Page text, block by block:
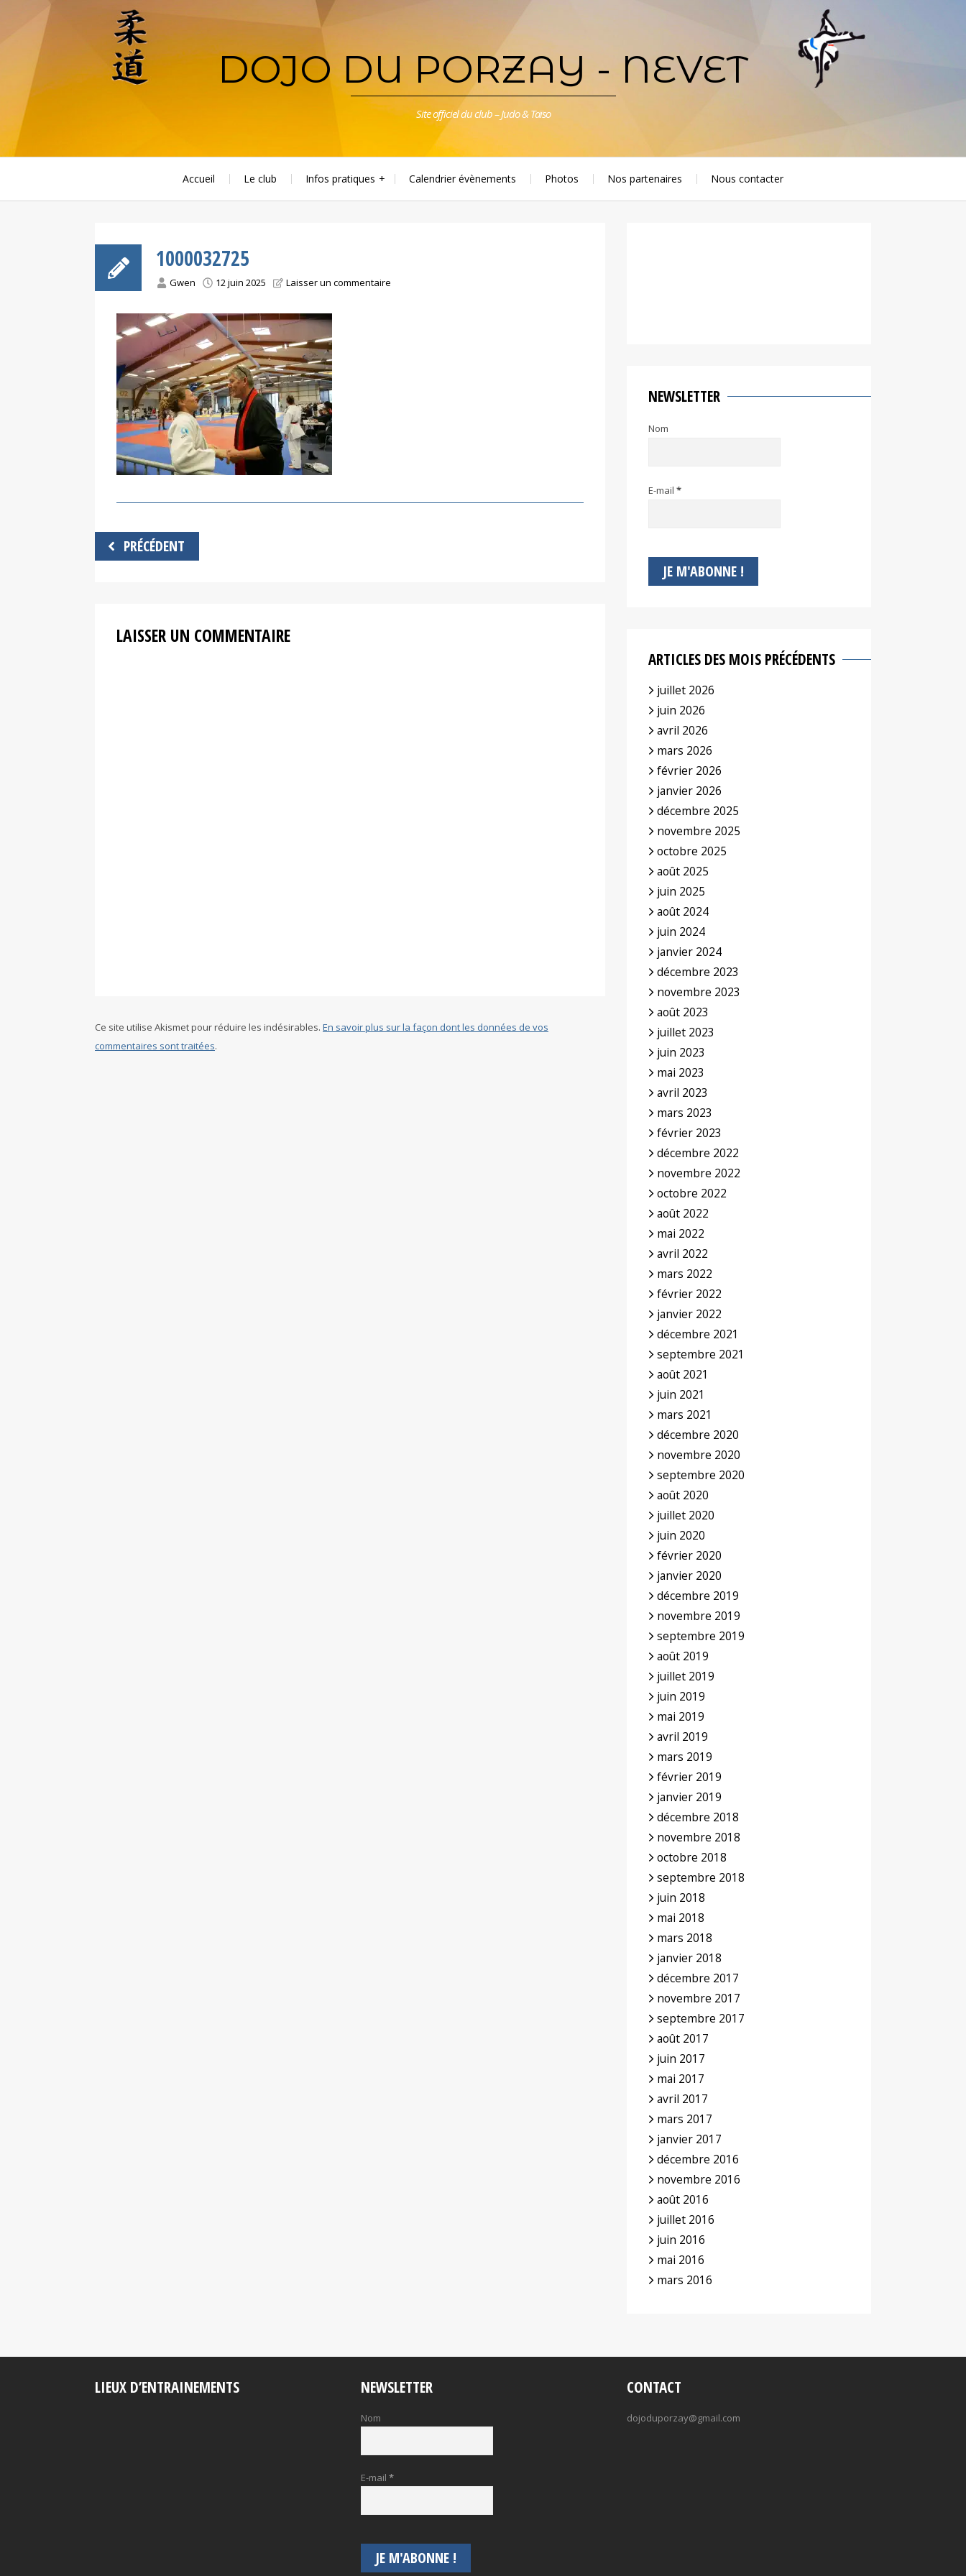
principal
DOJO DU PORZAY - NEVET
Site officiel du club – Judo & Taïso
Accueil Le club Infos pratiques Calendrier évènements Photos Nos partenaires Nous contacter
1000032725
Gwen 12 juin 2025 Laisser un commentaire
Navigation
de
PRÉCÉDENT
LAISSER UN COMMENTAIRE
Ce site utilise Akismet pour réduire les indésirables. En savoir plus sur la façon dont les données de vos
commentaires sont traitées.
NEWSLETTER
Nom
E-mail *
ARTICLES DES MOIS PRÉCÉDENTS
juillet 2026
juin 2026
avril 2026
mars 2026
février 2026
janvier 2026
décembre 2025
novembre 2025
octobre 2025
août 2025
juin 2025
août 2024
juin 2024
janvier 2024
décembre 2023
novembre 2023
août 2023
juillet 2023
juin 2023
mai 2023
avril 2023
mars 2023
février 2023
décembre 2022
novembre 2022
octobre 2022
août 2022
mai 2022
avril 2022
mars 2022
février 2022
janvier 2022
décembre 2021
septembre 2021
août 2021
juin 2021
mars 2021
décembre 2020
novembre 2020
septembre 2020
août 2020
juillet 2020
juin 2020
février 2020
janvier 2020
décembre 2019
novembre 2019
septembre 2019
août 2019
juillet 2019
juin 2019
mai 2019
avril 2019
mars 2019
février 2019
janvier 2019
décembre 2018
novembre 2018
octobre 2018
septembre 2018
juin 2018
mai 2018
mars 2018
janvier 2018
décembre 2017
novembre 2017
septembre 2017
août 2017
juin 2017
mai 2017
avril 2017
mars 2017
janvier 2017
décembre 2016
novembre 2016
août 2016
juillet 2016
juin 2016
mai 2016
mars 2016
LIEUX D’ENTRAINEMENTS NEWSLETTER
Nom
E-mail *
CONTACT
dojoduporzay@gmail.com